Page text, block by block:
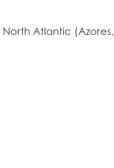
Atlantic (Azores,